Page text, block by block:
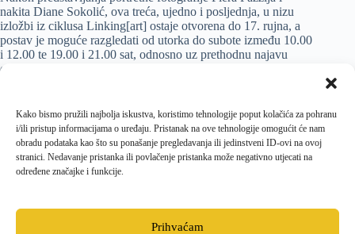
Kako bismo pružili najbolja iskustva, koristimo tehnologije poput kolačića za pohranu
i/ili pristup informacijama o uređaju. Pristanak na ove tehnologije omogućit će nam
obradu podataka kao što su ponašanje pregledavanja ili jedinstveni ID-ovi na ovoj
stranici. Nedavanje pristanka ili povlačenje pristanka može negativno utjecati na
određene značajke i funkcije.
Prihvaćam
nakita Diane Sokolić, ova treća, ujedno i posljednja, u nizu
izložbi iz ciklusa Linking[art] ostaje otvorena do 17. rujna, a
postav je moguće razgledati od utorka do subote između 10.00
i 12.00 te 19.00 i 21.00 sat, odnosno uz prethodnu najavu
organizatoru, Centru za kulturu Grada Krka telefonom na 051
poimanje primijenjenih umjetnosti, u sklopu Linking[art]
inicijativa, biti postavljena i naredne godine.
PRETHODNI SLJEDEĆI